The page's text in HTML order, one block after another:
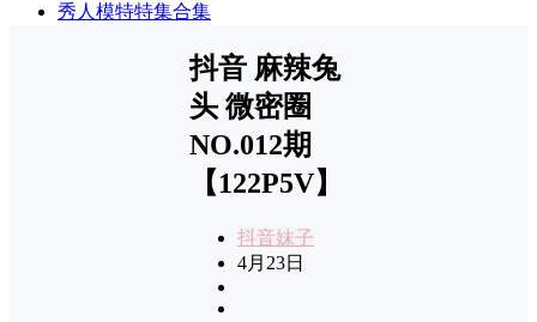
秀人模特特集合集
抖音 麻辣兔
头 微密圈
NO.012期
【122P5V】
抖音妹子
4月23日